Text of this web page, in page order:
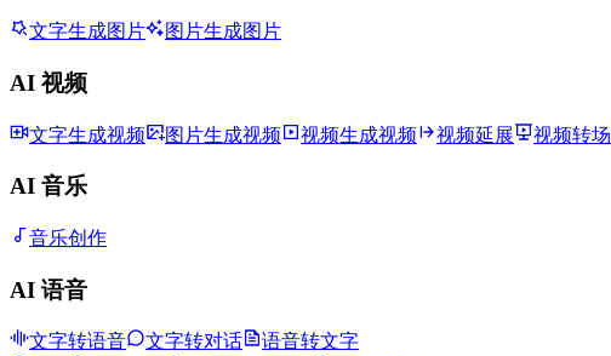
文字生成图片 图片生成图片
AI 视频
文字生成视频 图片生成视频 视频生成视频 视频延展 视频转场
AI 音乐
音乐创作
AI 语音
文字转语音 文字转对话
语音转文字